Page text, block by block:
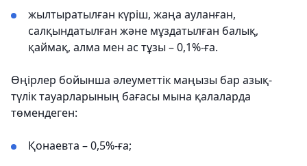
жылтыратылған күріш, жаңа ауланған,
салқындатылған және мұздатылған балық,
қаймақ, алма мен ас тұзы – 0,1%-ға.
Өңірлер бойынша әлеуметтік маңызы бар азық-
түлік тауарларының бағасы мына қалаларда
төмендеген:
Қонаевта – 0,5%-ға;